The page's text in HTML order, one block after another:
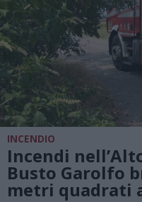
INCENDIO
Incendi
Busto Garolfo
metri quadrati